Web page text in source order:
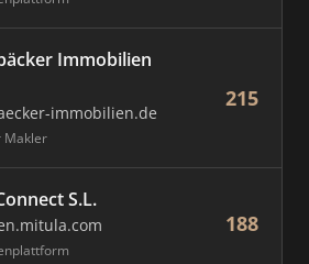
Immobilien
immobilien.de
Makler
215
S.L.
188